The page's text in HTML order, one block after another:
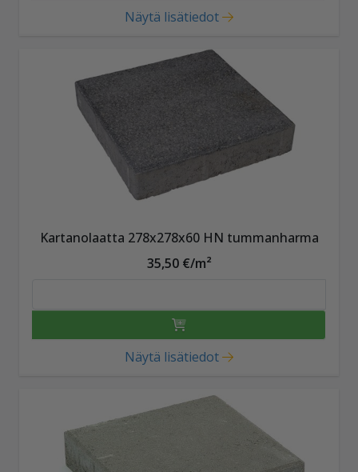
Näytä lisätiedot
Kartanolaatta 278x278x60 HN tummanharma
35,50 €/m²
Näytä lisätiedot